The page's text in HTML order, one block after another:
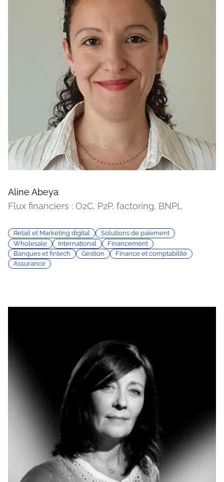
Aline Abeya
Flux financiers : O2C, P2P, factoring, BNPL
Retail et Marketing digital
Solutions de paiement
Wholesale
International
Financement
Banques et fintech
Gestion
Finance et comptabilité
Assurance